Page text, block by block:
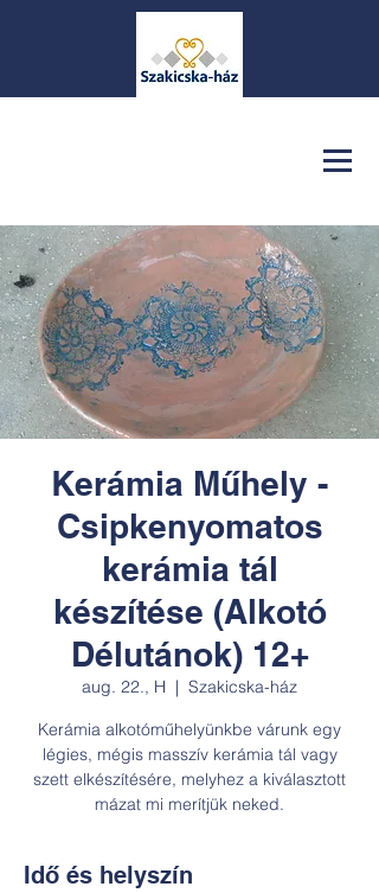
Kerámia Műhely -
Csipkenyomatos
kerámia tál
készítése (Alkotó
Délutánok) 12+
aug. 22., H
  |
Szakicska-ház
Kerámia alkotóműhelyünkbe várunk egy
légies, mégis masszív kerámia tál vagy
szett elkészítésére, melyhez a kiválasztott
mázat mi merítjük neked.
Idő és helyszín